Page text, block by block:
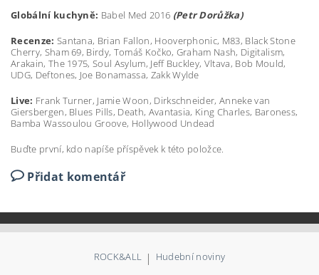
Globální kuchyně: Babel Med 2016 (Petr Dorůžka)
Recenze: Santana, Brian Fallon, Hooverphonic, M83, Black Stone
Cherry, Sham 69, Birdy, Tomáš Kočko, Graham Nash, Digitalism,
Arakain, The 1975, Soul Asylum, Jeff Buckley, Vltava, Bob Mould,
UDG, Deftones, Joe Bonamassa, Zakk Wylde
Live: Frank Turner, Jamie Woon, Dirkschneider, Anneke van
Giersbergen, Blues Pills, Death, Avantasia, King Charles, Baroness,
Bamba Wassoulou Groove, Hollywood Undead
Buďte první, kdo napíše příspěvek k této položce.
Přidat komentář
ROCK&ALL | Hudební noviny